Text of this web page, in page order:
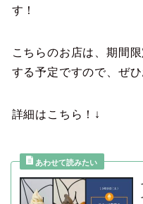
す！
こちらのお店は、期間
する予定ですので、ぜ
詳細はこちら！↓